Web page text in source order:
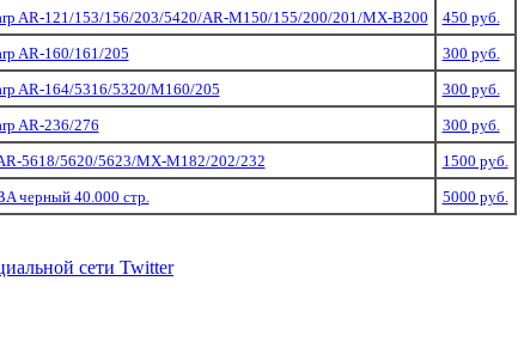
AR-121/153/156/203/5420/AR-M150/155/200/201/MX-B200
450 руб.
AR-160/161/205
300 руб.
AR-164/5316/5320/M160/205
300 руб.
AR-236/276
300 руб.
5618/5620/5623/MX-M182/202/232
1500 руб.
черный 40.000 стр.
5000 руб.